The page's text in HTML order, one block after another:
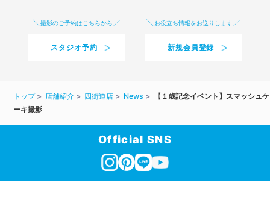
撮影のご予約はこちらから
スタジオ予約
お役立ち情報をお送りします
新規会員登録
トップ 店舗紹介 四街道店 News
【１歳記念イベント】スマッシュケ
ーキ撮影
Official SNS